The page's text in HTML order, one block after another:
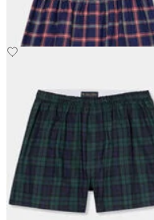
CHF 49